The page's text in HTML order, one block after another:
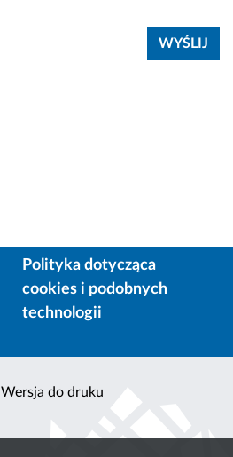
Polityka dotycząca
cookies i podobnych
technologii
Wersja do druku